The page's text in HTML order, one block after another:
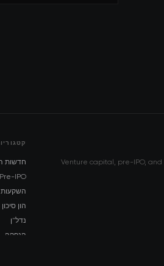
Venture capital, pre-IPO,
חדשות
Pre-IPO
השקעות
הון סיכון
נדל"ן
הנפקה